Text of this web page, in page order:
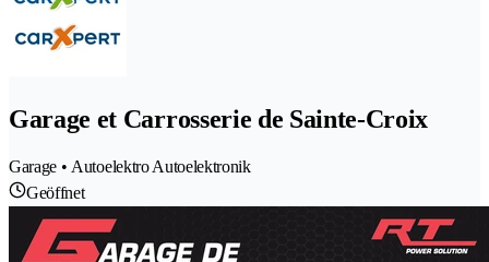
Garage et Carrosserie de Sainte-Croix
Garage • Autoelektro Autoelektronik
Geöffnet